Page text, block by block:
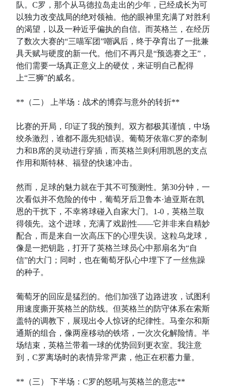
队。C罗，那个从马德拉岛走出的少年，已经成长为可
以独力改变战局的绝对领袖。他的眼神里充满了对胜利
的渴望，以及一种近乎偏执的自信。而英格兰，在经历
了数次大赛的“三喵军团”嘲讽后，终于孕育出了一批兼
具天赋与硬度的新一代。他们不再只是“预选赛之王”，
他们需要一场真正意义上的硬仗，来证明自己配得
上“三狮”的威名。
**（二） 上半场：战术的博弈与意外的转折**
比赛的开局，印证了我的预判。双方都极其谨慎，中场
绞杀激烈，谁都不愿先犯错误。葡萄牙依靠C罗的牵制
力和B席的灵动进行穿插，而英格兰则利用凯恩的支点
作用和斯特林、福登的快速冲击。
然而，足球的魅力就在于其不可预测性。第30分钟，一
次看似并不危险的传中，葡萄牙后卫鲁本·迪亚斯在凯
恩的干扰下，不幸将球碰入自家大门。1-0，英格兰取
得领先。这个进球，充满了戏剧性——它并非来自精妙
配合，而是来自一次高压下的心理失误。这粒乌龙球，
像是一把钥匙，打开了英格兰球员心中那扇名为“自
信”的大门；同时，也在葡萄牙队心中埋下了一丝焦躁
的种子。
葡萄牙的回应是猛烈的。他们加强了边路进攻，试图利
用速度撕开英格兰的防线。但英格兰的防守体系在索斯
盖特的调教下，展现出令人惊讶的纪律性。马奎尔和斯
通斯的组合，像两座移动的铁塔，一次次化解险情。半
场结束，英格兰带着一球的优势回到更衣室。我注意
到，C罗离场时的表情异常严肃，他正在积蓄力量。
**（三） 下半场：C罗的怒吼与英格兰的意志**